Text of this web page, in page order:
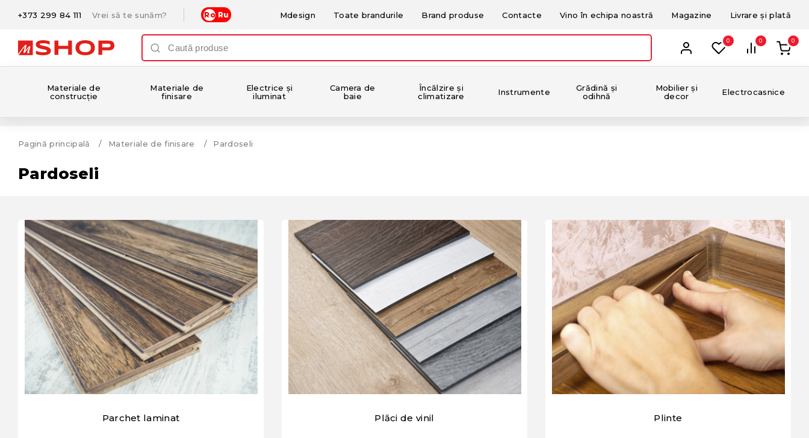
+373 299 84 111 Vrei să te sunăm? Ro Ru Mdesign Toate brandurile Brand produse Contacte Vino în echipa noastră Magazine Livrare și plată
0 0 0
Materiale de
construcție
Materiale de
finisare
Electrice și
iluminat
Camera de
baie
Încălzire și
climatizare
Instrumente
Grădină și
odihnă
Mobilier și
decor
Electrocasnice
Pagină principală Materiale de finisare Pardoseli
Pardoseli
Parchet laminat Plăci de vinil Plinte